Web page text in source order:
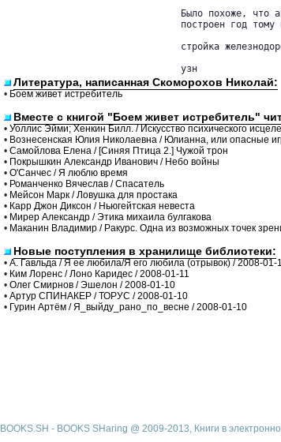
Было похоже, что
построен год тому
стройка
узн
Литература, написанная Скоморохов Николай:
• Боем живет истребитель
Вместе с книгой "Боем живет истребитель"
• Уоллис Эйми; Хенкин Билл. / Искусство психического
• Вознесенская Юлия Николаевна / Юлианна, или опасные
• Самойлова Елена / [Синяя Птица 2.] Чужой трон
• Покрышкин Александр Иванович / Небо войны
• О'Санчес / Я люблю время
• Романченко Вячеслав / Спасатель
• Мейсон Марк / Ловушка для простака
• Карр Джон Диксон / Ньюгейтская невеста
• Мирер Александр / Этика михаила булгакова
• Маканин Владимир / Ракурс. Одна из возможных точек
Новые поступления в хранилище библиотеки:
• А. Гавльда / Я ее любила/Я его любила (отрывок) / 2008-01-
• Ким Лоренс / Лоно Каридес / 2008-01-11
• Олег Смирнов / Эшелон / 2008-01-10
• Артур СПИНАКЕР / ТОРУС / 2008-01-10
• Гурин Артём / Я_выйду_рано_по_весне / 2008-01-10
BOOKS.SH - BOOKS SHaring @ 2009-2013, Книги в